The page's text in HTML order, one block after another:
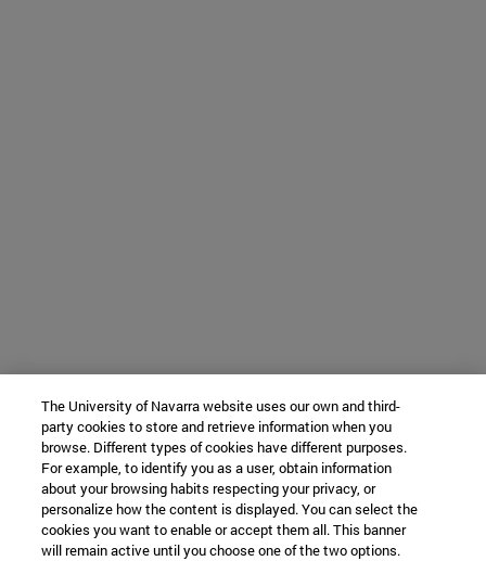
The University of Navarra website uses our own and third-
party cookies to store and retrieve information when you
browse. Different types of cookies have different purposes.
For example, to identify you as a user, obtain information
about your browsing habits respecting your privacy, or
personalize how the content is displayed. You can select the
cookies you want to enable or accept them all. This banner
will remain active until you choose one of the two options.